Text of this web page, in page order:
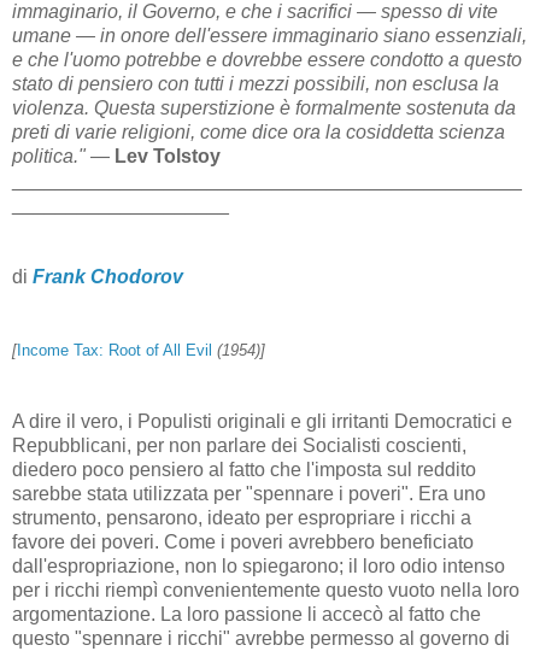
immaginario, il Governo, e che i sacrifici — spesso di vite
umane — in onore dell'essere immaginario siano essenziali,
e che l'uomo potrebbe e dovrebbe essere condotto a questo
stato di pensiero con tutti i mezzi possibili, non esclusa la
violenza. Questa superstizione è formalmente sostenuta da
preti di varie religioni, come dice ora la cosiddetta scienza
politica." — Lev Tolstoy
di Frank Chodorov
[Income Tax: Root of All Evil (1954)]
A dire il vero, i Populisti originali e gli irritanti Democratici e
Repubblicani, per non parlare dei Socialisti coscienti,
diedero poco pensiero al fatto che l'imposta sul reddito
sarebbe stata utilizzata per "spennare i poveri". Era uno
strumento, pensarono, ideato per espropriare i ricchi a
favore dei poveri. Come i poveri avrebbero beneficiato
dall'espropriazione, non lo spiegarono; il loro odio intenso
per i ricchi riempì convenientemente questo vuoto nella loro
argomentazione. La loro passione li accecò al fatto che
questo "spennare i ricchi" avrebbe permesso al governo di